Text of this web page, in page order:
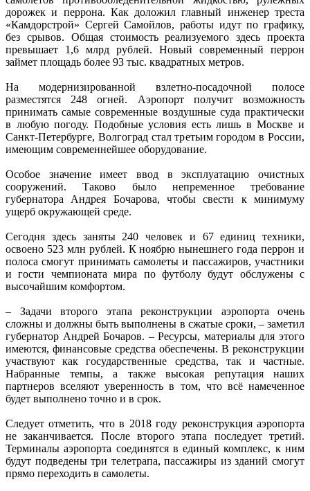
дорожек и перрона. Как доложил главный инженер треста
«Камдорстрой» Сергей Самойлов, работы идут по графику,
без срывов. Общая стоимость реализуемого здесь проекта
превышает 1,6 млрд рублей. Новый современный перрон
займет площадь более 93 тыс. квадратных метров.
На модернизированной взлетно-посадочной полосе
разместятся 248 огней. Аэропорт получит возможность
принимать самые современные воздушные суда практически
в любую погоду. Подобные условия есть лишь в Москве и
Санкт-Петербурге, Волгоград стал третьим городом в России,
имеющим современнейшее оборудование.
Особое значение имеет ввод в эксплуатацию очистных
сооружений. Таково было непременное требование
губернатора Андрея Бочарова, чтобы свести к минимуму
ущерб окружающей среде.
Сегодня здесь заняты 240 человек и 67 единиц техники,
освоено 523 млн рублей. К ноябрю нынешнего года перрон и
полоса смогут принимать самолеты и пассажиров, участники
и гости чемпионата мира по футболу будут обслужены с
высочайшим комфортом.
– Задачи второго этапа реконструкции аэропорта очень
сложны и должны быть выполнены в сжатые сроки, – заметил
губернатор Андрей Бочаров. – Ресурсы, материалы для этого
имеются, финансовые средства обеспечены. В реконструкции
участвуют как государственные средства, так и частные.
Набранные темпы, а также высокая репутация наших
партнеров вселяют уверенность в том, что всё намеченное
будет выполнено точно и в срок.
Следует отметить, что в 2018 году реконструкция аэропорта
не заканчивается. После второго этапа последует третий.
Терминалы аэропорта соединятся в единый комплекс, к ним
будут подведены три телетрапа, пассажиры из зданий смогут
прямо переходить в самолеты.